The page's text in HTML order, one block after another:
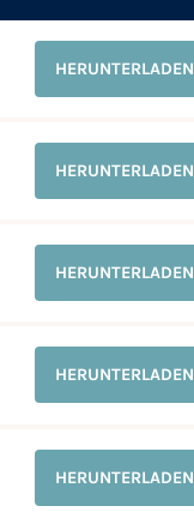
HERUNTERLADEN
HERUNTERLADEN
HERUNTERLADEN
HERUNTERLADEN
HERUNTERLADEN